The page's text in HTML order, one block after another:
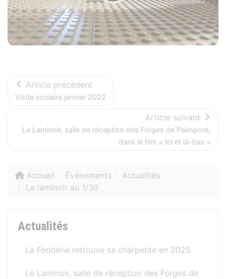
Article précédent
Visite scolaire janvier 2022
Article suivant
Le Laminoir, salle de réception des Forges de Paimpont,
dans le film « Ici et là-bas »
Accueil Événements
Actualités
Le laminoir au 1/30
Actualités
La Fonderie retrouve sa charpente en 2025
Le Laminoir, salle de réception des Forges de